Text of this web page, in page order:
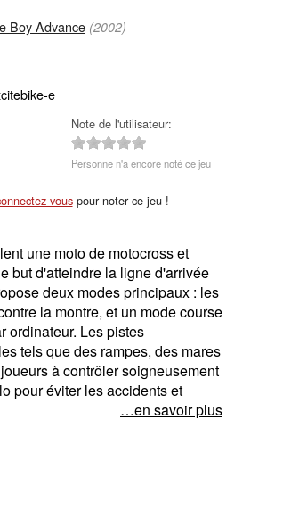
Boy Advance (2002)
e
Note de l'utilisateur:
Personne n'a encore noté ce jeu
vouspour noter ce jeu !
une moto de motocross et
but d'atteindre la ligne d'arrivée
deux modes principaux : les
la montre, et un mode course
ordinateur. Les pistes
tels que des rampes, des mares
à contrôler soigneusement
pour éviter les accidents et
…en savoir plus